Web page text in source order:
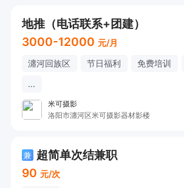
地推（电话联系+团建）
3000-12000 元/月
瀍河回族区 节日福利 免费培训
...
米可摄影
洛阳市瀍河区米可摄影器材影楼
兼 超简单次结兼职
90 元/次